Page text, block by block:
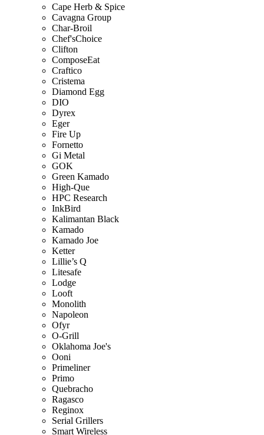
Cape Herb & Spice
Cavagna Group
Char-Broil
Chef'sChoice
Clifton
ComposeEat
Craftico
Cristema
Diamond Egg
DIO
Dyrex
Eger
Fire Up
Fornetto
Gi Metal
GOK
Green Kamado
High-Que
HPC Research
InkBird
Kalimantan Black
Kamado
Kamado Joe
Ketter
Lillie’s Q
Litesafe
Lodge
Looft
Monolith
Napoleon
Ofyr
O-Grill
Oklahoma Joe's
Ooni
Primeliner
Primo
Quebracho
Ragasco
Reginox
Serial Grillers
Smart Wireless